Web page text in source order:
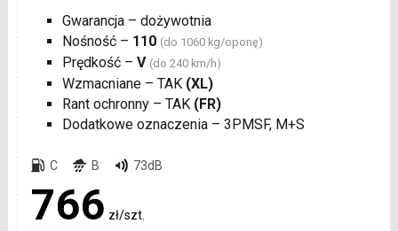
Gwarancja – dożywotnia
Nośność – 110 (do 1060 kg/oponę)
Prędkość – V (do 240 km/h)
Wzmacniane – TAK (XL)
Rant ochronny – TAK (FR)
Dodatkowe oznaczenia – 3PMSF, M+S
C B 73dB
766 zł/szt.